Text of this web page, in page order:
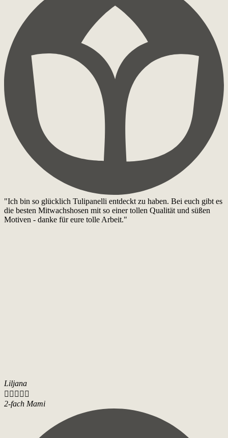
"Ich bin so glücklich Tulipanelli entdeckt zu haben. Bei euch gibt es
die besten Mitwachshosen mit so einer tollen Qualität und süßen
Motiven - danke für eure tolle Arbeit."
Liljana
    
2-fach Mami